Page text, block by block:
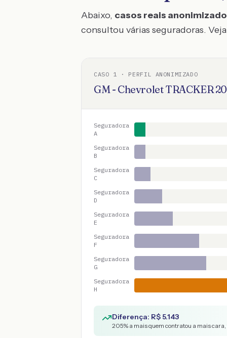
Abaixo, casos reais
consultou várias seguradoras.
CASO 1 · PERFIL ANONIMIZADO
GM - ChevroletTRACKER
Seguradora
A
Seguradora
B
Seguradora
C
Seguradora
D
Seguradora
E
Seguradora
F
Seguradora
G
Seguradora
H
Diferença: R$5.143
205% a mais quem contratou a mais